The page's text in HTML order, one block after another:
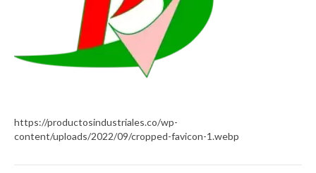
https://productosindustriales.co/wp-
content/uploads/2022/09/cropped-favicon-1.webp